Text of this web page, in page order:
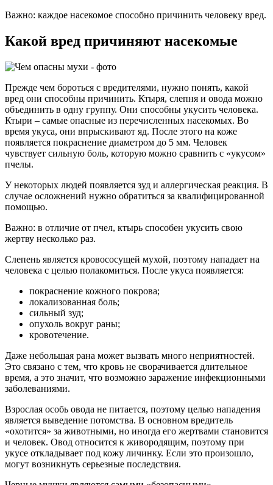
Важно: каждое насекомое способно причинить человеку вред.
Какой вред причиняют насекомые
Прежде чем бороться с вредителями, нужно понять, какой
вред они способны причинить. Ктыря, слепня и овода можно
объединить в одну группу. Они способны укусить человека.
Ктыри – самые опасные из перечисленных насекомых. Во
время укуса, они впрыскивают яд. После этого на коже
появляется покраснение диаметром до 5 мм. Человек
чувствует сильную боль, которую можно сравнить с «укусом»
пчелы.
У некоторых людей появляется зуд и аллергическая реакция. В
случае осложнений нужно обратиться за квалифицированной
помощью.
Важно: в отличие от пчел, ктырь способен укусить свою
жертву несколько раз.
Слепень является кровососущей мухой, поэтому нападает на
человека с целью полакомиться. После укуса появляется:
покраснение кожного покрова;
локализованная боль;
сильный зуд;
опухоль вокруг раны;
кровотечение.
Даже небольшая рана может вызвать много неприятностей.
Это связано с тем, что кровь не сворачивается длительное
время, а это значит, что возможно заражение инфекционными
заболеваниями.
Взрослая особь овода не питается, поэтому целью нападения
является выведение потомства. В основном вредитель
«охотится» за животными, но иногда его жертвами становится
и человек. Овод относится к живородящим, поэтому при
укусе откладывает под кожу личинку. Если это произошло,
могут возникнуть серьезные последствия.